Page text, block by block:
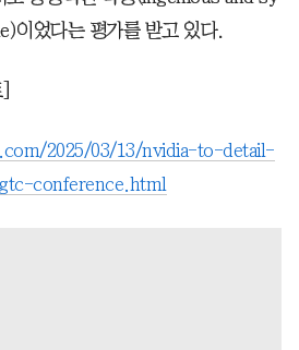
었다는 평가를 받고 있다.
2025/03/13/nvidia-to-detail-
conference.html